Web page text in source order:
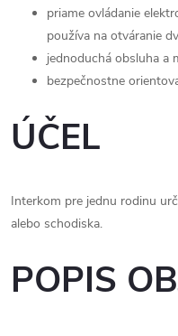
priame ovládanie
používa na otváranie
jednoduchá obsluha a
bezpečnostne
ÚČEL
Interkom pre jednu rodinu
alebo schodiska.
POPIS